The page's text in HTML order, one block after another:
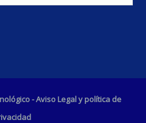
-Aviso Legal y política de